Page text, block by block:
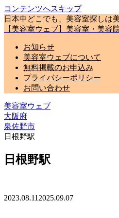
コンテンツへスキップ
日本中どこでも、美容室探しは
【美容室ウェブ】美容室・美容
お知らせ
美容室ウェブについて
無料掲載のお申込み
プライバシーポリシー
お問い合わせ
美容室ウェブ
大阪府
泉佐野市
日根野駅
日根野駅
2023.08.11 2025.09.07